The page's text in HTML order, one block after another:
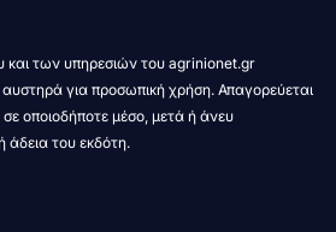
και των υπηρεσιών του agrinionet.gr
αυστηρά για προσωπική χρήση. Απαγορεύεται
οποιοδήποτε μέσο, μετά ή άνευ
άδεια του εκδότη.